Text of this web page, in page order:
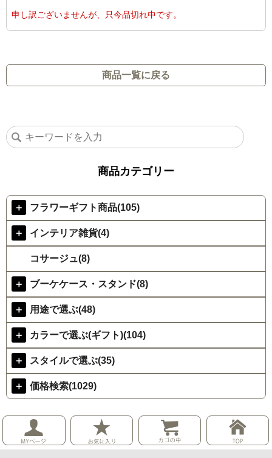
申し訳ございませんが、只今品切れ中です。
商品一覧に戻る
商品カテゴリー
＋ フラワーギフト商品(105)
＋ インテリア雑貨(4)
コサージュ(8)
＋ ブーケケース・スタンド(8)
＋ 用途で選ぶ(48)
＋ カラーで選ぶ(ギフト)(104)
＋ スタイルで選ぶ(35)
＋ 価格検索(1029)